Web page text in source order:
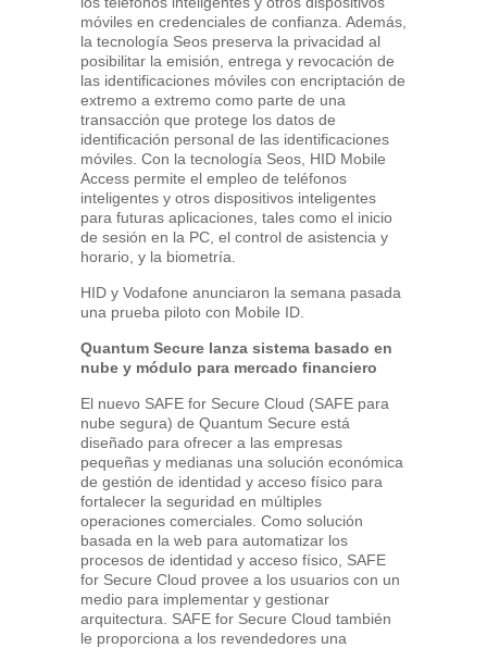
móviles en credenciales de confianza. Además,
la tecnología Seos preserva la privacidad al
posibilitar la emisión, entrega y revocación de
las identificaciones móviles con encriptación de
extremo a extremo como parte de una
transacción que protege los datos de
identificación personal de las identificaciones
móviles. Con la tecnología Seos, HID Mobile
Access permite el empleo de teléfonos
inteligentes y otros dispositivos inteligentes
para futuras aplicaciones, tales como el inicio
de sesión en la PC, el control de asistencia y
horario, y la biometría.
HID y Vodafone anunciaron la semana pasada
una prueba piloto con Mobile ID.
Quantum Secure lanza sistema basado en
nube y módulo para mercado financiero
El nuevo SAFE for Secure Cloud (SAFE para
nube segura) de Quantum Secure está
diseñado para ofrecer a las empresas
pequeñas y medianas una solución económica
de gestión de identidad y acceso físico para
fortalecer la seguridad en múltiples
operaciones comerciales. Como solución
basada en la web para automatizar los
procesos de identidad y acceso físico, SAFE
for Secure Cloud provee a los usuarios con un
medio para implementar y gestionar
arquitectura. SAFE for Secure Cloud también
le proporciona a los revendedores una